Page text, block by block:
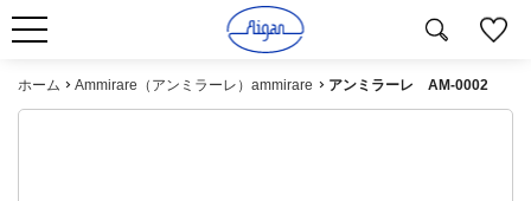
ホーム Ammirare（アンミラーレ）ammirare アンミラーレ AM-0002